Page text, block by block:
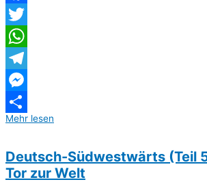
Facebook
Twitter
WhatsApp
Telegram
Messenger
Teilen
Mehr lesen
Deutsch-Südwestwärts (Teil
Tor zur Welt